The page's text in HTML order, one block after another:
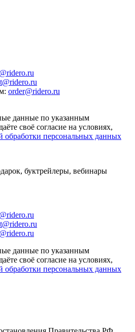
: order@ridero.ru
данные по указанным
своё согласие на условиях,
обработки персональных данных
буктрейлеры, вебинары
данные по указанным
своё согласие на условиях,
обработки персональных данных